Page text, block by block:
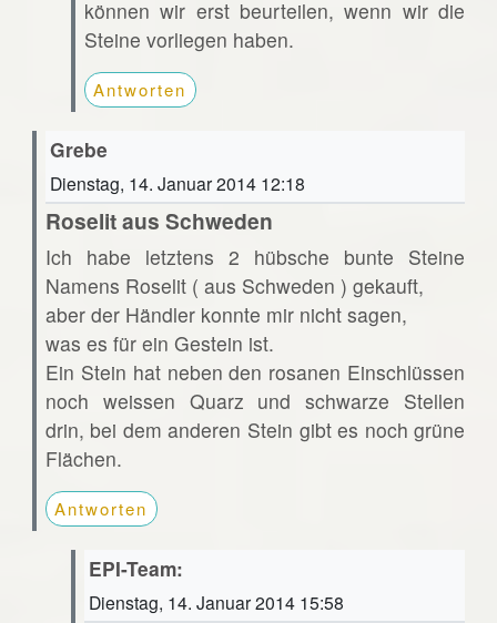
können wir erst beurteilen, wenn wir die
Steine vorliegen haben.
Antworten
Grebe
Dienstag, 14. Januar 2014 12:18
Roselit aus Schweden
Ich habe letztens 2 hübsche bunte Steine
Namens Roselit ( aus Schweden ) gekauft,
aber der Händler konnte mir nicht sagen,
was es für ein Gestein ist.
Ein Stein hat neben den rosanen Einschlüssen
noch weissen Quarz und schwarze Stellen
drin, bei dem anderen Stein gibt es noch grüne
Flächen.
Antworten
EPI-Team:
Dienstag, 14. Januar 2014 15:58